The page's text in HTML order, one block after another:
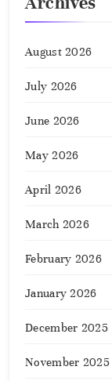
August 2026
July 2026
June 2026
May 2026
April 2026
March 2026
February 2026
January 2026
December 2025
November 2025